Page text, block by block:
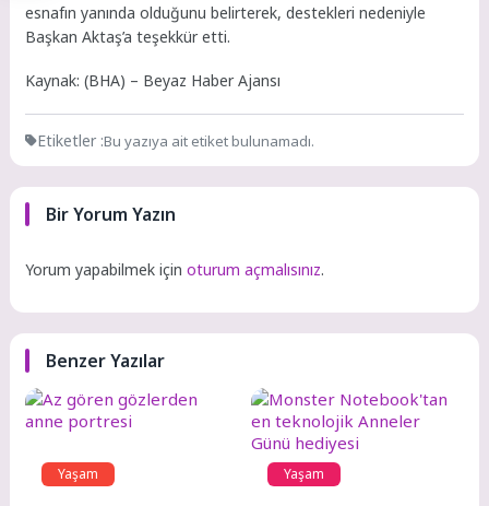
esnafın yanında olduğunu belirterek, destekleri nedeniyle
Başkan Aktaş’a teşekkür etti.
Kaynak: (BHA) – Beyaz Haber Ajansı
Etiketler :Bu yazıya ait etiket bulunamadı.
Bir Yorum Yazın
Yorum yapabilmek içinoturum açmalısınız.
Benzer Yazılar
Yaşam Yaşam